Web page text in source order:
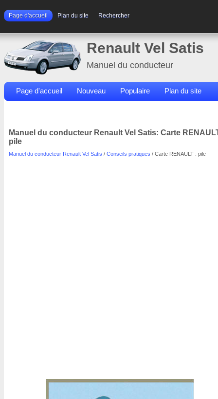
Page d'accueil Plan du site Rechercher
Renault Vel Satis
Manuel du conducteur
Page d'accueil Nouveau Populaire Plan du site
Manuel du conducteur Renault Vel Satis: Carte
pile
Manuel du conducteur Renault Vel Satis / Conseils pratiques / Carte RENAULT : pile